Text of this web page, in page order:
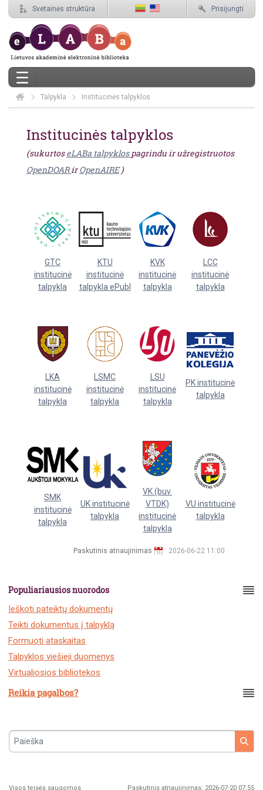
Svetainės struktūra Prisijungti
Elaba
Talpykla Institucinės talpyklos
Institucinės talpyklos
(sukurtoseLABa talpyklospagrindu ir užregistruotos
OpenDOARirOpenAIRE)
GTC
institucinė
talpykla
KTU
institucinė
talpykla ePubl
KVK
institucinė
talpykla
LCC
institucinė
talpykla
LKA
institucinė
talpykla
LSMC
institucinė
talpykla
LSU
institucinė
talpykla
PK institucinė
talpykla
SMK
institucinė
talpykla
UK institucinė
talpykla
VK (buv.
VTDK)
institucinė
talpykla
VU institucinė
talpykla
Paskutinis atnaujinimas 2026-06-22 11:00
Populiariausios nuorodos
Ieškoti pateiktų dokumentų
Teikti dokumentus į talpyklą
Formuoti ataskaitas
Talpyklos viešieji duomenys
Virtualiosios bibliotekos
Reikia pagalbos?
Paieška
Visos teisės saugomos Paskutinis atnaujinimas: 2026-07-20 07:55